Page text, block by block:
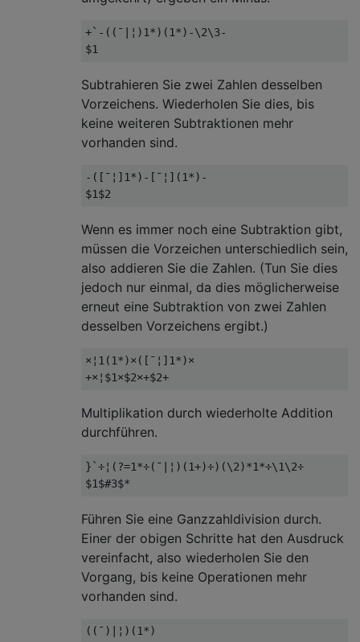
+`-((¯|¦)1*)(1*)-\2\3-
Subtrahieren Sie zwei Zahlen desselben
Vorzeichens. Wiederholen Sie dies, bis
keine weiteren Subtraktionen mehr
vorhanden sind.
-([¯¦]1*)-[¯¦](1*)-
Wenn es immer noch eine Subtraktion gibt,
müssen die Vorzeichen unterschiedlich sein,
also addieren Sie die Zahlen. (Tun Sie dies
jedoch nur einmal, da dies möglicherweise
erneut eine Subtraktion von zwei Zahlen
desselben Vorzeichens ergibt.)
×¦1(1*)×([¯¦]1*)×
Multiplikation durch wiederholte Addition
durchführen.
}`÷¦(?=1*÷(¯|¦)(1+)÷)(\2)*1*÷\1\2÷
Führen Sie eine Ganzzahldivision durch.
Einer der obigen Schritte hat den Ausdruck
vereinfacht, also wiederholen Sie den
Vorgang, bis keine Operationen mehr
vorhanden sind.
((¯)|¦)(1*)